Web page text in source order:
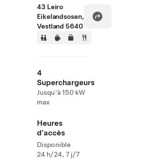
43 Leiro
Eikelandsosen,
Vestland 5640
4
Superchargeurs
Jusqu'à 150 kW
max
Heures
d'accès
Disponible
24 h/24, 7 j/7